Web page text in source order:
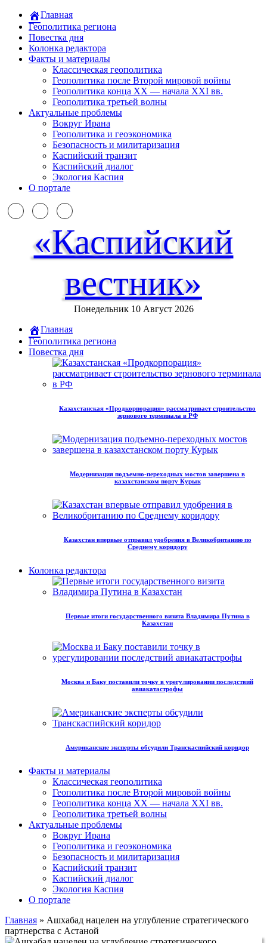
Главная
Геополитика региона
Повестка дня
Колонка редактора
Факты и материалы
Классическая геополитика
Геополитика после Второй мировой войны
Геополитика конца XX — начала XXI вв.
Геополитика третьей волны
Актуальные проблемы
Вокруг Ирана
Геополитика и геоэкономика
Безопасность и милитаризация
Каспийский транзит
Каспийский диалог
Экология Каспия
О портале
«Каспийский
вестник»
Понедельник 10 Август 2026
Главная
Геополитика региона
Повестка дня
Казахстанская «Продкорпорация» рассматривает строительство
зернового терминала в РФ
Модернизация подъемно-переходных мостов завершена в
казахстанском порту Курык
Казахстан впервые отправил удобрения в Великобританию по
Среднему коридору
Колонка редактора
Первые итоги государственного визита Владимира Путина в
Казахстан
Москва и Баку поставили точку в урегулировании последствий
авиакатастрофы
Американские эксперты обсудили Транскаспийский коридор
Факты и материалы
Классическая геополитика
Геополитика после Второй мировой войны
Геополитика конца XX — начала XXI вв.
Геополитика третьей волны
Актуальные проблемы
Вокруг Ирана
Геополитика и геоэкономика
Безопасность и милитаризация
Каспийский транзит
Каспийский диалог
Экология Каспия
О портале
Главная » Ашхабад нацелен на углубление стратегического
партнерства с Астаной